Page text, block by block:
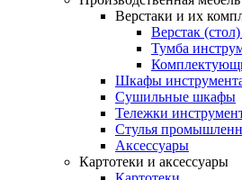
Верстаки и их
Верстак
Тумба
Шкафы
Сушильные шкафы
Тележки
Стулья
Аксессуары
Картотеки и аксессуары